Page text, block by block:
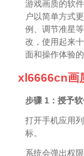
游戏画质的软
户以简单方式
例、调节准星
改，使用起来
面和操作体验
xl6666cn画
步骤 1：授予
打开手机应用
标。
系统会弹出权